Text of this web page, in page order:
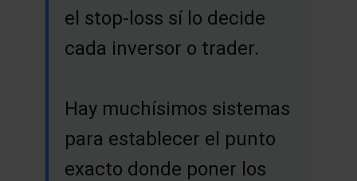
el stop-loss sí lo decide
cada inversor o trader.
Hay muchísimos sistemas
para establecer el punto
exacto donde poner los